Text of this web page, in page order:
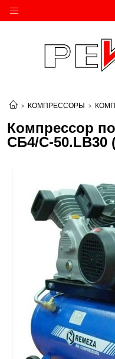
КОМПРЕССОРЫ
Компрессор
СБ4/С-50.LB30